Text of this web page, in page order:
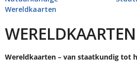
Wereldkaarten
WERELDKAARTEN
Wereldkaarten – van staatkundig tot